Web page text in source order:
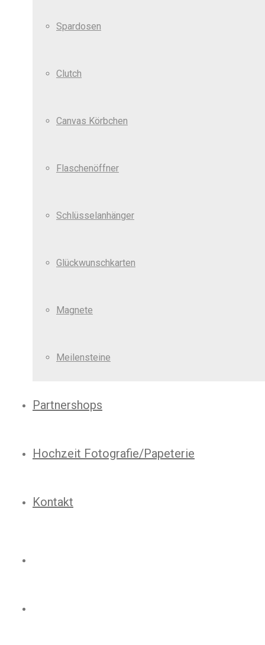
Spardosen
Clutch
Canvas Körbchen
Flaschenöffner
Schlüsselanhänger
Glückwunschkarten
Magnete
Meilensteine
Partnershops
Hochzeit Fotografie/Papeterie
Kontakt